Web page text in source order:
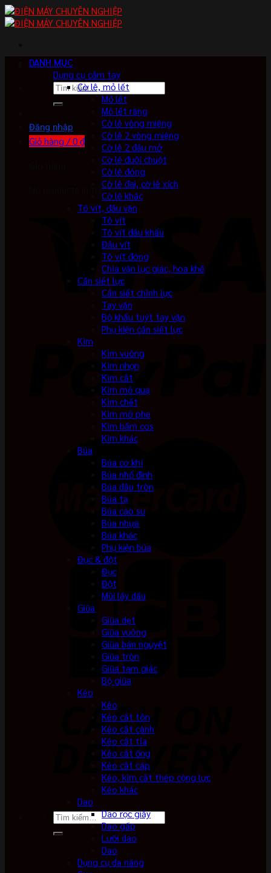
Skip
to
Tìm
kiếm:
Đăng nhập
Giỏ hàng /0 ₫
No products in the cart.
Tìm
DANH MỤC
Dụng cụ cầm tay
Cờ lê, mỏ lết
Mỏ lết
Mỏ lết răng
Cờ lê vòng miệng
Cờ lê 2 vòng miệng
Cờ lê 2 đầu mở
Cờ lê đuôi chuột
Cờ lê đóng
Cờ lê đai, cờ lê xích
Cờ lê khác
Tô vít, đầu vặn
Tô vít
Tô vít đầu khẩu
Đầu vít
Tô vít đóng
Chìa vặn lục giác, hoa khế
Cần siết lực
Cần siết chỉnh lực
Tay vặn
Bộ khẩu tuýt tay vặn
Phụ kiện cần siết lực
Kìm
Kìm vuông
Kìm nhọn
Kìm cắt
Kìm mỏ quạ
Kìm chết
Kìm mở phe
Kìm bấm cos
Kìm khác
Búa
Búa cơ khí
Búa nhổ đinh
Búa đầu tròn
Búa tạ
Búa cao su
Búa nhựa
Búa khác
Phụ kiện búa
Đục & đột
Đục
Đột
Mũi lấy dấu
Giũa
Giũa dẹt
Giũa vuông
Giũa bán nguyệt
Giũa tròn
Giũa tam giác
Bộ giũa
Kéo
Kéo
Kéo cắt tôn
Kéo cắt cành
Kéo cắt tỉa
Kéo cắt ống
Kéo cắt cáp
Kéo, kìm cắt thép cộng lực
Kéo khác
Dao
Dao rọc giấy
Dao gấp
Lưỡi dao
Dao
Dụng cụ đa năng